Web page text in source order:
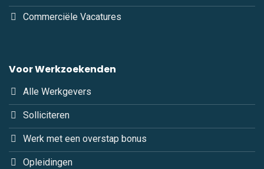
Commerciële Vacatures
Voor Werkzoekenden
Alle Werkgevers
Solliciteren
Werk met een overstap bonus
Opleidingen